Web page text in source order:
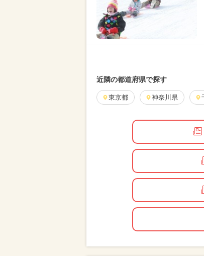
近隣の都道府県で探す
東京都 神奈川県